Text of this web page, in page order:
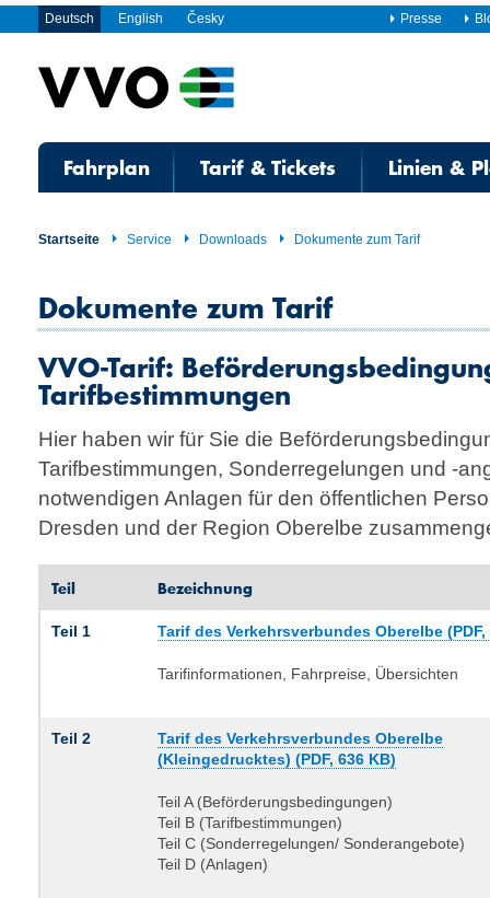
Deutsch English Česky Presse
Fahrplan Tarif & Tickets Linien &
Startseite Service Downloads Dokumente zum Tarif
Dokumente zum Tarif
VVO-Tarif:
Tarifbestimmungen
Hier haben wir für Sie die
Tarifbestimmungen, Sonderregelungen und -
notwendigen Anlagen für den öffentlichen
Dresden und der Region Oberelbe
Teil Bezeichnung
Teil 1 Tarif des Verkehrsverbundes Oberelbe (PDF,
Tarifinformationen, Fahrpreise, Übersichten
Teil 2
Tarif des Verkehrsverbundes Oberelbe
(Kleingedrucktes) (PDF, 636 KB)
Teil A (Beförderungsbedingungen)
Teil B (Tarifbestimmungen)
Teil C (Sonderregelungen/ Sonderangebote)
Teil D (Anlagen)